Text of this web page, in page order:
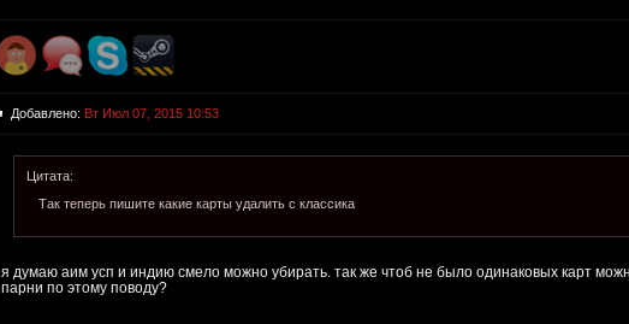
Добавлено: Вт Июл 07, 2015 10:53
Цитата:
Так теперь пишите какие карты удалить с классика
я думаю аим усп и индию смело можно убирать. так же чтоб не было одинаковых карт
парни по этому поводу?